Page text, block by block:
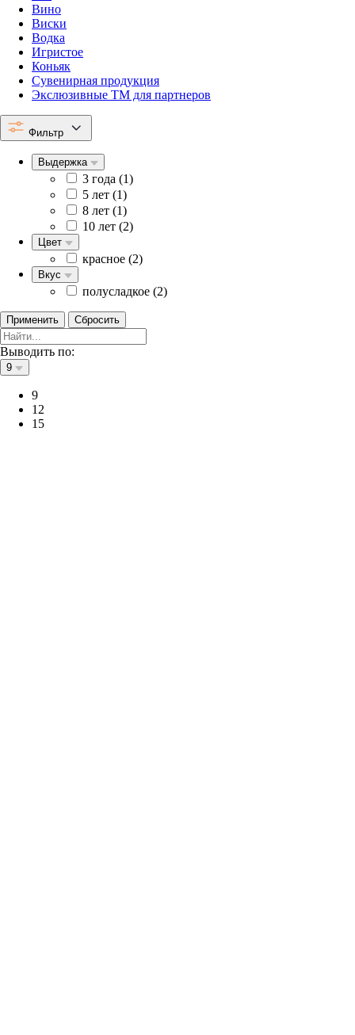
Вино
Виски
Водка
Игристое
Коньяк
Сувенирная продукция
Экслюзивные ТМ для партнеров
Фильтр
Выдержка
3 года (1)
5 лет (1)
8 лет (1)
10 лет (2)
Цвет
красное (2)
Вкус
полусладкое (2)
Применить Сбросить
Выводить по:
9
9
12
15